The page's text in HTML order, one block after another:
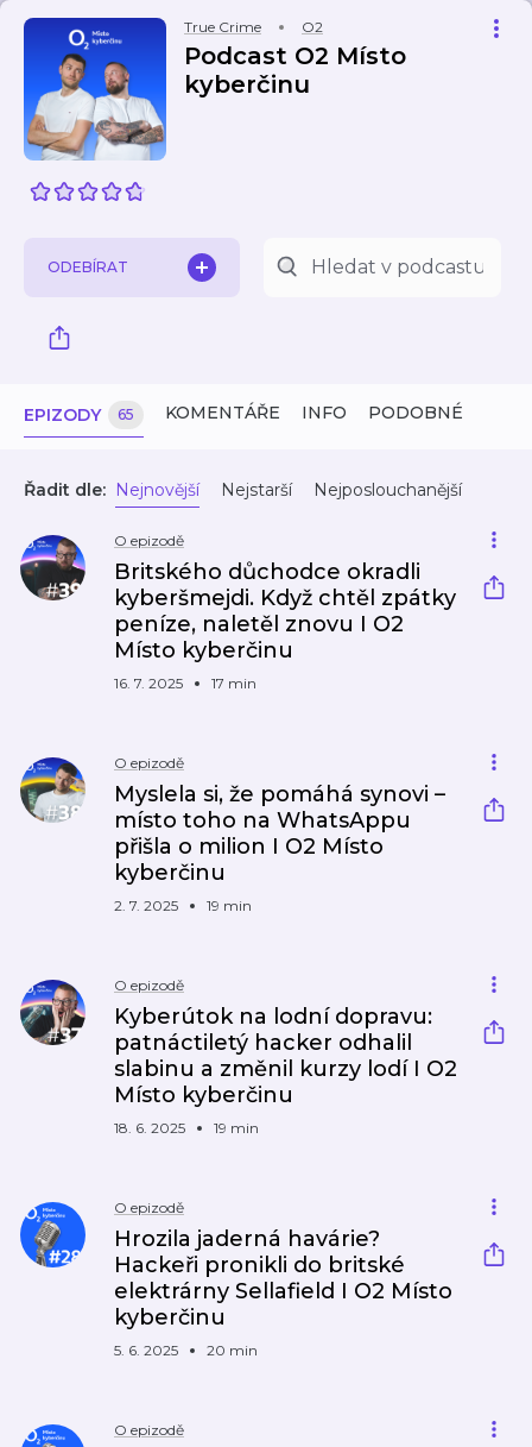
True Crime O2
Podcast O2 Místo
kyberčinu
ODEBÍRAT
EPIZODY 65 KOMENTÁŘE INFO PODOBNÉ
Řadit dle: Nejnovější Nejstarší Nejposlouchanější
O epizodě
Britského důchodce okradli
kyberšmejdi. Když chtěl zpátky
peníze, naletěl znovu I O2
Místo kyberčinu
16. 7. 2025 17 min
O epizodě
Myslela si, že pomáhá synovi –
místo toho na WhatsAppu
přišla o milion I O2 Místo
kyberčinu
2. 7. 2025 19 min
O epizodě
Kyberútok na lodní dopravu:
patnáctiletý hacker odhalil
slabinu a změnil kurzy lodí I O2
Místo kyberčinu
18. 6. 2025 19 min
O epizodě
Hrozila jaderná havárie?
Hackeři pronikli do britské
elektrárny Sellafield I O2 Místo
kyberčinu
5. 6. 2025 20 min
O epizodě